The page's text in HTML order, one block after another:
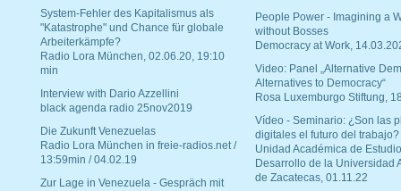
System-Fehler des Kapitalismus als
"Katastrophe" und Chance für globale
Arbeiterkämpfe?
Radio Lora München, 02.06.20, 19:10
min
Interview with Dario Azzellini
black agenda radio 25nov2019
Die Zukunft Venezuelas
Radio Lora München in freie-radios.net /
13:59min / 04.02.19
Zur Lage in Venezuela - Gespräch mit
People Power - Imagining a
without Bosses
Democracy at Work,
Video: Panel „Alternative
Alternatives to Democracy“
Rosa Luxemburgo Stiftung,
Vídeo - Seminario: ¿Son las
digitales el futuro del trabajo?
Unidad Académica de
Desarrollo de la Universidad
de Zacatecas, 01.11.22